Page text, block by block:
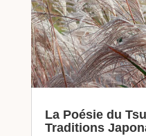
La Poésie du
Traditions